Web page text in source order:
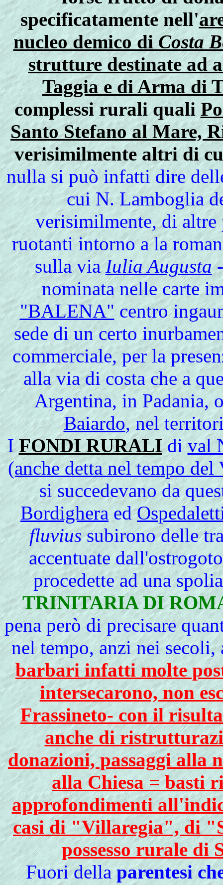
specificatamente nell'
nucleo demico diCosta
strutture destinate ad
Taggia e di Arma di
complessi rurali quali
Santo Stefano al Mare,
verisimilmente altri di
nulla si può infatti dire
cui N. Lamboglia
verisimilmente, di altre
ruotanti intorno ala
sulla viaIulia Augusta-
nominata nelle carte
"BALENA"centro
sede di un certo
commerciale, per la
alla via di costa che a
Argentina, in Padania,
Baiardo, nel
IFONDI RURALIdival
(anche detta nel tempo del
si succedevano da
Bordigheraed
fluviussubirono delle
accentuate
procedette ad una
TRINITARIA DI
pena però di precisare
nel tempo, anzi nei
barbari infatti molte
intersecarono, non
Frassineto- con il
anche di
donazioni, passaggi alla
alla Chiesa = basti
approfondimenti
casi di "Villaregia", di
possesso rurale di
Fuori dellaparentesi